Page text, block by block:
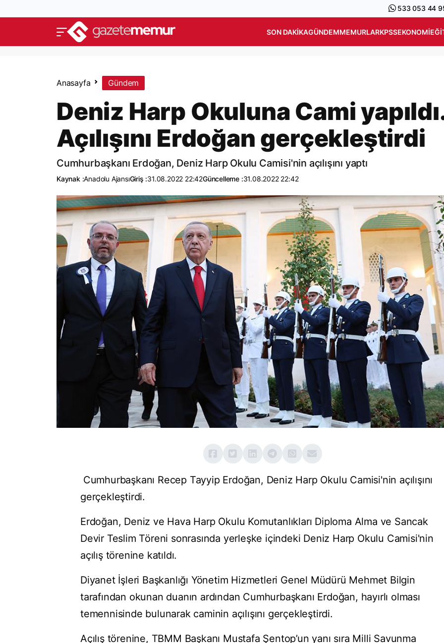
533 053 44
SON DAKIKAGÜNDEMMEMURLARKPSSEKONOMI
Anasayfa Gündem
Deniz Harp Okuluna Cami
Açılışını Erdoğan gerçekleştirdi
Cumhurbaşkanı Erdoğan, Deniz Harp Okulu Camisi'nin açılışını yaptı
Kaynak :Anadolu AjansıGiriş :31.08.2022 22:42Güncelleme :31.08.2022 22:42
Cumhurbaşkanı Recep Tayyip Erdoğan, Deniz Harp Okulu Camisi'nin açılışını
gerçekleştirdi.
Erdoğan, Deniz ve Hava Harp Okulu Komutanlıkları Diploma Alma ve Sancak
Devir Teslim Töreni sonrasında yerleşke içindeki Deniz Harp Okulu Camisi'nin
açılış törenine katıldı.
Diyanet İşleri Başkanlığı Yönetim Hizmetleri Genel Müdürü Mehmet Bilgin
tarafından okunan duanın ardından Cumhurbaşkanı Erdoğan, hayırlı olması
temennisinde bulunarak caminin açılışını gerçekleştirdi.
Açılış törenine, TBMM Başkanı Mustafa Şentop’un yanı sıra Milli Savunma